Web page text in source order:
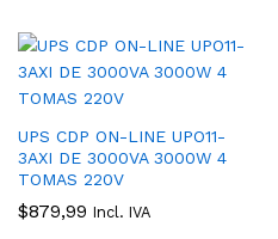
UPS CDP ON-LINE UPO11-
3AXI DE 3000VA 3000W 4
TOMAS 220V
$879,99 Incl. IVA